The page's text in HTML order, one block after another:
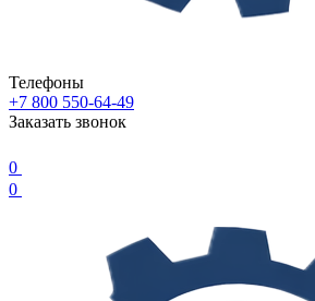
Телефоны
+7 800 550-64-49
Заказать звонок
0
0